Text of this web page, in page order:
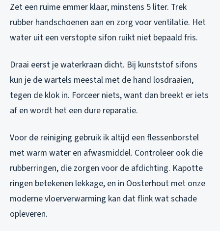
Zet een ruime emmer klaar, minstens 5 liter. Trek
rubber handschoenen aan en zorg voor ventilatie. Het
water uit een verstopte sifon ruikt niet bepaald fris.
Draai eerst je waterkraan dicht. Bij kunststof sifons
kun je de wartels meestal met de hand losdraaien,
tegen de klok in. Forceer niets, want dan breekt er iets
af en wordt het een dure reparatie.
Voor de reiniging gebruik ik altijd een flessenborstel
met warm water en afwasmiddel. Controleer ook die
rubberringen, die zorgen voor de afdichting. Kapotte
ringen betekenen lekkage, en in Oosterhout met onze
moderne vloerverwarming kan dat flink wat schade
opleveren.